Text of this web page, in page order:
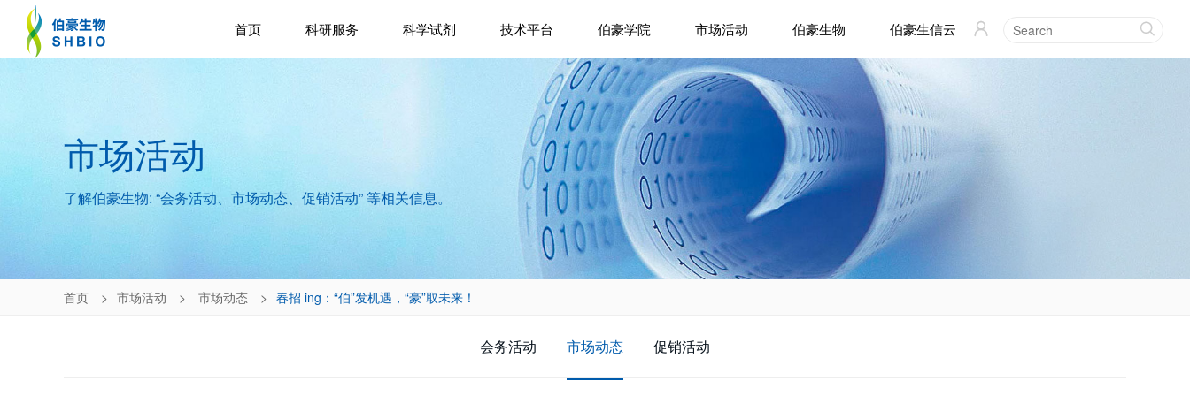
首页 科研服务 科学试剂 技术平台 伯豪学院 市场活动 伯豪生物 伯豪生信云  
市场活动
了解伯豪生物: “会务活动、市场动态、促销活动” 等相关信息。
首页 市场活动 市场动态 春招 ing：“伯”发机遇，“豪”取未来！
会务活动 市场动态 促销活动